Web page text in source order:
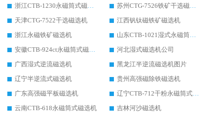
浙江CTB-1230永磁筒式磁选机生产厂家
苏州CTG-7526铁矿干选磁选机
天津CTG-7522干选磁选机
江西钒钛磁铁矿磁选机
浙江永磁铁矿磁选机
山东CTB-1021湿式永磁筒式磁选机
安徽CTB-924ct永磁筒式磁选机
河北湿式磁选机公司
广西湿式逆流磁选机
黑龙江半逆流磁选机图片
辽宁半逆流式磁选机
贵州高强磁除铁磁选机
广东高强磁平板磁选机
辽宁CTB-712干粉永磁筒式磁选机
云南CTB-618永磁筒式磁选机
吉林河沙磁选机